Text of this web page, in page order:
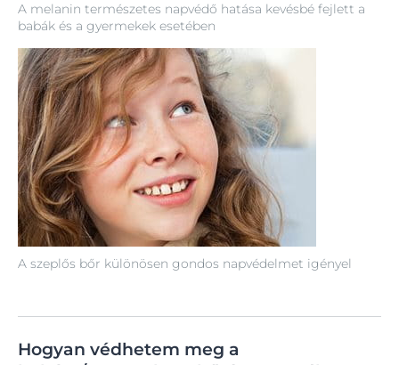
A melanin természetes napvédő hatása kevésbé fejlett a
babák és a gyermekek esetében
A szeplős bőr különösen gondos napvédelmet igényel
Hogyan védhetem meg a